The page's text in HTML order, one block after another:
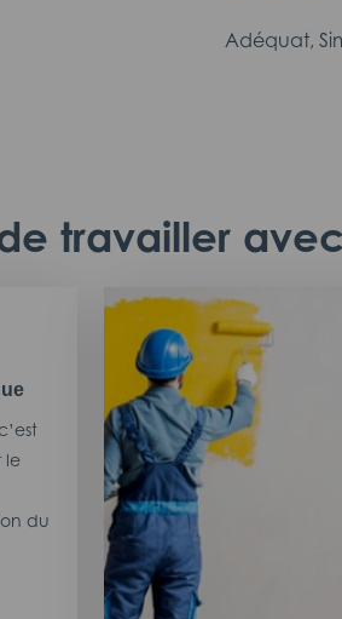
Adéquat,
travailler
le
du